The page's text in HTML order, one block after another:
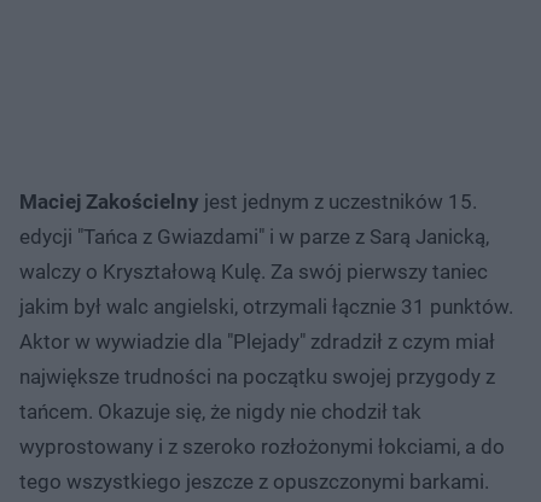
Maciej Zakościelny jest jednym z uczestników 15.
edycji "Tańca z Gwiazdami" i w parze z Sarą Janicką,
walczy o Kryształową Kulę. Za swój pierwszy taniec
jakim był walc angielski, otrzymali łącznie 31 punktów.
Aktor w wywiadzie dla "Plejady" zdradził z czym miał
największe trudności na początku swojej przygody z
tańcem. Okazuje się, że nigdy nie chodził tak
wyprostowany i z szeroko rozłożonymi łokciami, a do
tego wszystkiego jeszcze z opuszczonymi barkami.